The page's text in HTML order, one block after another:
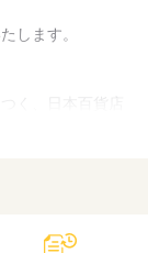
します。
く、日本百貨店
す。ディンプル
方、ご勤務経験